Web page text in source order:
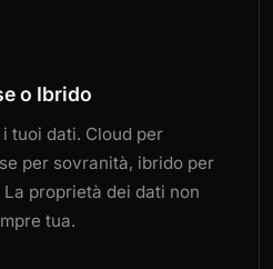
o Ibrido
tuoi dati. Cloud per
per sovranità, ibrido per
proprietà dei dati non
tua.